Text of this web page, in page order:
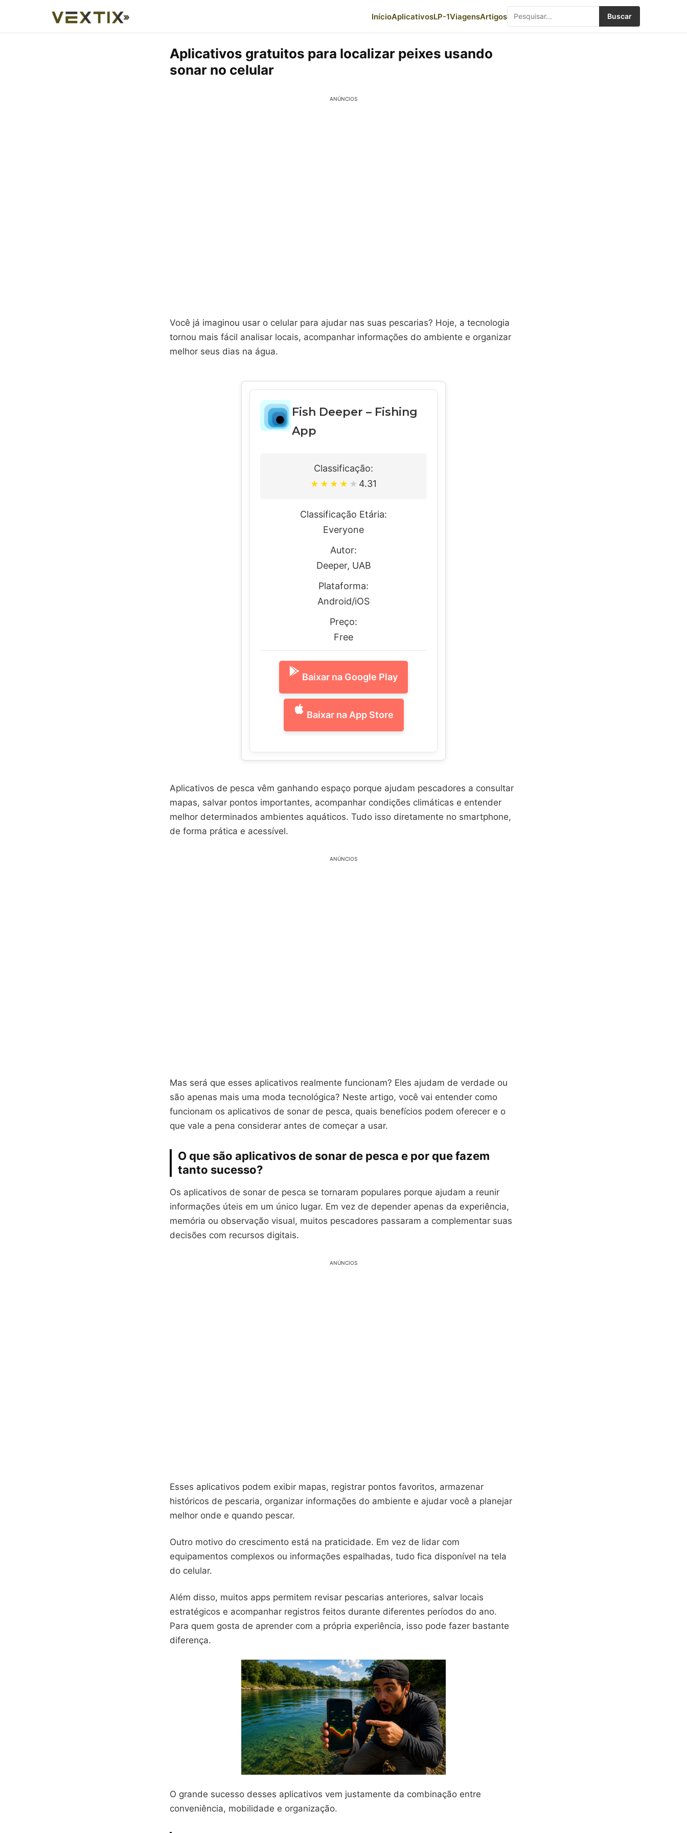
InícioAplicativosLP-1ViagensArtigos Buscar
Aplicativos gratuitos para localizar peixes usando
sonar no celular
ANÚNCIOS
Você já imaginou usar o celular para ajudar nas suas pescarias? Hoje, a tecnologia
tornou mais fácil analisar locais, acompanhar informações do ambiente e organizar
melhor seus dias na água.
Fish Deeper – Fishing
App
Classificação:
★ ★ ★ ★ ★ 4.31
Classificação Etária:
Everyone
Autor:
Deeper, UAB
Plataforma:
Android/iOS
Preço:
Free
Baixar na Google Play
Baixar na App Store
Aplicativos de pesca vêm ganhando espaço porque ajudam pescadores a consultar
mapas, salvar pontos importantes, acompanhar condições climáticas e entender
melhor determinados ambientes aquáticos. Tudo isso diretamente no smartphone,
de forma prática e acessível.
ANÚNCIOS
Mas será que esses aplicativos realmente funcionam? Eles ajudam de verdade ou
são apenas mais uma moda tecnológica? Neste artigo, você vai entender como
funcionam os aplicativos de sonar de pesca, quais benefícios podem oferecer e o
que vale a pena considerar antes de começar a usar.
O que são aplicativos de sonar de pesca e por que fazem
tanto sucesso?
Os aplicativos de sonar de pesca se tornaram populares porque ajudam a reunir
informações úteis em um único lugar. Em vez de depender apenas da experiência,
memória ou observação visual, muitos pescadores passaram a complementar suas
decisões com recursos digitais.
ANÚNCIOS
Esses aplicativos podem exibir mapas, registrar pontos favoritos, armazenar
históricos de pescaria, organizar informações do ambiente e ajudar você a planejar
melhor onde e quando pescar.
Outro motivo do crescimento está na praticidade. Em vez de lidar com
equipamentos complexos ou informações espalhadas, tudo fica disponível na tela
do celular.
Além disso, muitos apps permitem revisar pescarias anteriores, salvar locais
estratégicos e acompanhar registros feitos durante diferentes períodos do ano.
Para quem gosta de aprender com a própria experiência, isso pode fazer bastante
diferença.
O grande sucesso desses aplicativos vem justamente da combinação entre
conveniência, mobilidade e organização.